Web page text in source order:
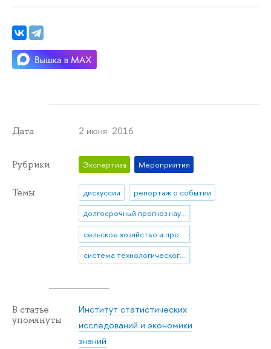
Дата 2 июня 2016
Рубрики Экспертиза Мероприятия
Темы дискуссии
репортаж о событии
долгосрочный прогноз научно-технологического развития
сельское хозяйство и продовольственная безопасность
система технологического прогнозирования
В статье
упомянуты
Институт статистических
исследований и экономики
знаний